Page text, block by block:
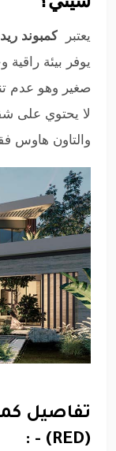
يعتبر كمبوند
يوفر بيئة
صغير وهو عدم
لا يحتوي على
والتاون هاوس
تفاصيل
(RED) - :